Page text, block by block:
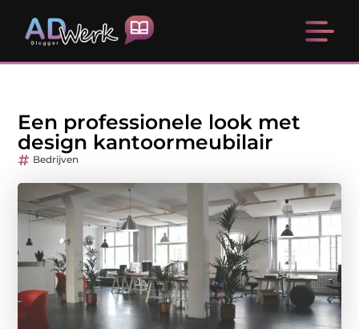
Een professionele look met
design kantoormeubilair
Bedrijven